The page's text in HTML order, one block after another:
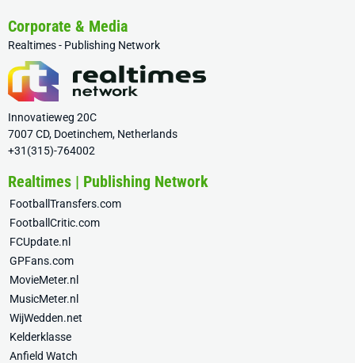
Corporate & Media
Realtimes - Publishing Network
Innovatieweg 20C
7007 CD, Doetinchem, Netherlands
+31(315)-764002
Realtimes | Publishing Network
FootballTransfers.com
FootballCritic.com
FCUpdate.nl
GPFans.com
MovieMeter.nl
MusicMeter.nl
WijWedden.net
Kelderklasse
Anfield Watch